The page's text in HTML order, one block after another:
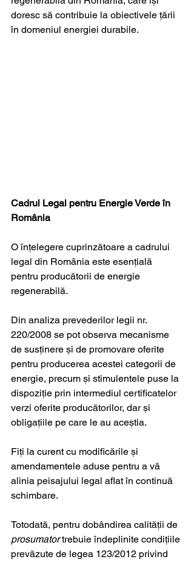
doresc să contribuie la obiectivele țării
în domeniul energiei durabile.
Cadrul Legal pentru Energie Verde în
România
O înțelegere cuprinzătoare a cadrului
legal din România este esențială
pentru producătorii de energie
regenerabilă.
Din analiza prevederilor legii nr.
220/2008 se pot observa mecanisme
de susținere și de promovare oferite
pentru producerea acestei categorii de
energie, precum și stimulentele puse la
dispoziție prin intermediul certificatelor
verzi oferite producătorilor, dar și
obligațiile pe care le au aceștia.
Fiți la curent cu modificările și
amendamentele aduse pentru a vă
alinia peisajului legal aflat în continuă
schimbare.
Totodată, pentru dobândirea calității de
prosumator trebuie îndeplinite condițiile
prevăzute de legea 123/2012 privind